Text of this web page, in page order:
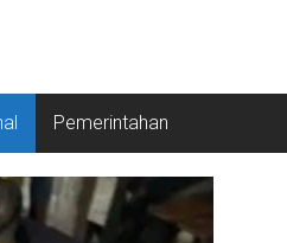
Pemerintahan